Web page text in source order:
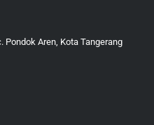
Pondok Aren, Kota Tangerang